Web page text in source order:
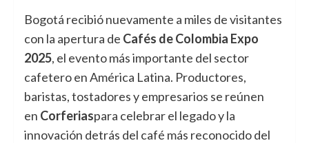
Bogotá recibió nuevamente a miles de visitantes
con la apertura de Cafés de Colombia Expo
2025, el evento más importante del sector
cafetero en América Latina. Productores,
baristas, tostadores y empresarios se reúnen
en Corferiaspara celebrar el legado y la
innovación detrás del café más reconocido del